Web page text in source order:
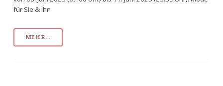
für Sie & Ihn
MEHR...